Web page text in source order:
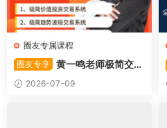
圈友专属课程
圈友专享 黄一鸣老师极简交易
系统2026-07-09